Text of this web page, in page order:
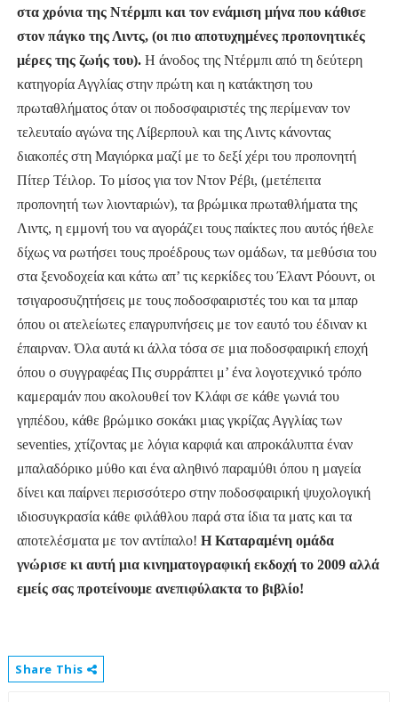
στα χρόνια της Ντέρμπι και τον ενάμιση μήνα που κάθισε
στον πάγκο της Λιντς, (οι πιο αποτυχημένες προπονητικές
μέρες της ζωής του). Η άνοδος της Ντέρμπι από τη δεύτερη
κατηγορία Αγγλίας στην πρώτη και η κατάκτηση του
πρωταθλήματος όταν οι ποδοσφαιριστές της περίμεναν τον
τελευταίο αγώνα της Λίβερπουλ και της Λιντς κάνοντας
διακοπές στη Μαγιόρκα μαζί με το δεξί χέρι του προπονητή
Πίτερ Τέιλορ. Το μίσος για τον Ντον Ρέβι, (μετέπειτα
προπονητή των λιονταριών), τα βρώμικα πρωταθλήματα της
Λιντς, η εμμονή του να αγοράζει τους παίκτες που αυτός ήθελε
δίχως να ρωτήσει τους προέδρους των ομάδων, τα μεθύσια του
στα ξενοδοχεία και κάτω απ’ τις κερκίδες του Έλαντ Ρόουντ, οι
τσιγαροσυζητήσεις με τους ποδοσφαιριστές του και τα μπαρ
όπου οι ατελείωτες επαγρυπνήσεις με τον εαυτό του έδιναν κι
έπαιρναν. Όλα αυτά κι άλλα τόσα σε μια ποδοσφαιρική εποχή
όπου ο συγγραφέας Πις συρράπτει μ’ ένα λογοτεχνικό τρόπο
καμεραμάν που ακολουθεί τον Κλάφι σε κάθε γωνιά του
γηπέδου, κάθε βρώμικο σοκάκι μιας γκρίζας Αγγλίας των
seventies, χτίζοντας με λόγια καρφιά και απροκάλυπτα έναν
μπαλαδόρικο μύθο και ένα αληθινό παραμύθι όπου η μαγεία
δίνει και παίρνει περισσότερο στην ποδοσφαιρική ψυχολογική
ιδιοσυγκρασία κάθε φιλάθλου παρά στα ίδια τα ματς και τα
αποτελέσματα με τον αντίπαλο! Η Καταραμένη ομάδα
γνώρισε κι αυτή μια κινηματογραφική εκδοχή το 2009 αλλά
εμείς σας προτείνουμε ανεπιφύλακτα το βιβλίο!
Share This